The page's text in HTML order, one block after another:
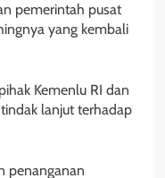
pemerintah pusat
yang kembali
Kemenlu RI dan
lanjut terhadap
penanganan